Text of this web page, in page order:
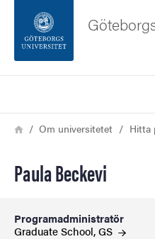
Sidfoten
Länkstig
HemOm universitetet Hitta
Paula Beckevi
Programadministratör
Graduate School,GS